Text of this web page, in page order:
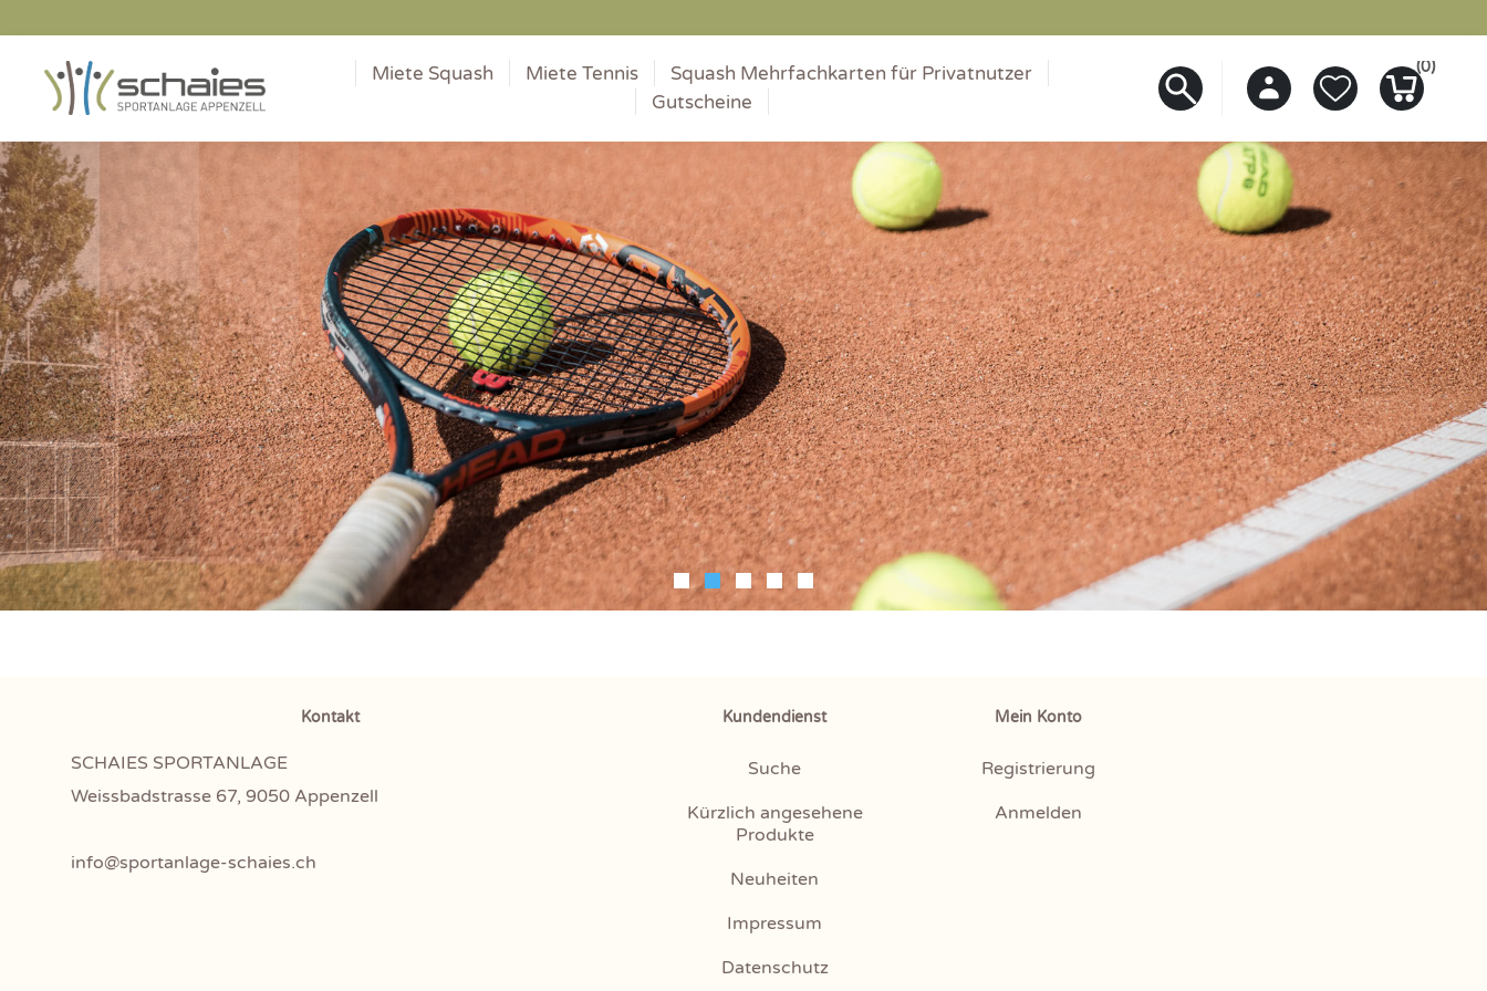
Miete Squash Miete Tennis
Squash Mehrfachkarten für Privatnutzer
Gutscheine
(0)
Kontakt
SCHAIES SPORTANLAGE
Weissbadstrasse 67, 9050 Appenzell
info@sportanlage-schaies.ch
Kundendienst
Suche
Kürzlich angesehene
Produkte
Neuheiten
Impressum
Datenschutz
Mein Konto
Registrierung
Anmelden